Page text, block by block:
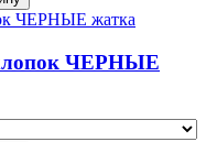
ЧЕРНЫЕ